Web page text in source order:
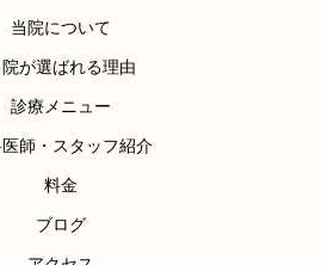
当院について
院が選ばれる理由
診療メニュー
師・スタッフ紹介
料金
ブログ